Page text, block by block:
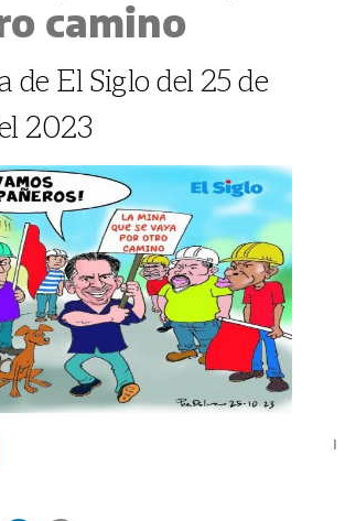
camino
de El Siglo del 25 de
2023